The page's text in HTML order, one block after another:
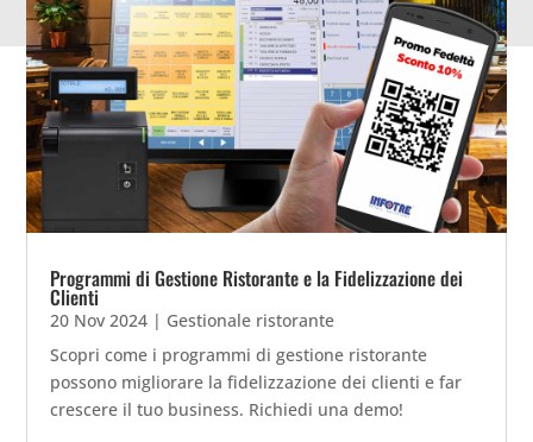
Programmi di Gestione Ristorante e la Fidelizzazione dei
Clienti
20 Nov 2024 | Gestionale ristorante
Scopri come i programmi di gestione ristorante
possono migliorare la fidelizzazione dei clienti e far
crescere il tuo business. Richiedi una demo!